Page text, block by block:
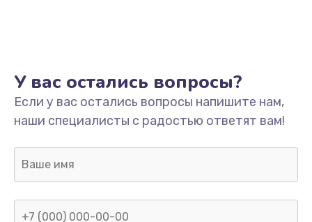
У вас остались вопросы?
Если у вас остались вопросы напишите нам,
наши специалисты с радостью ответят вам!